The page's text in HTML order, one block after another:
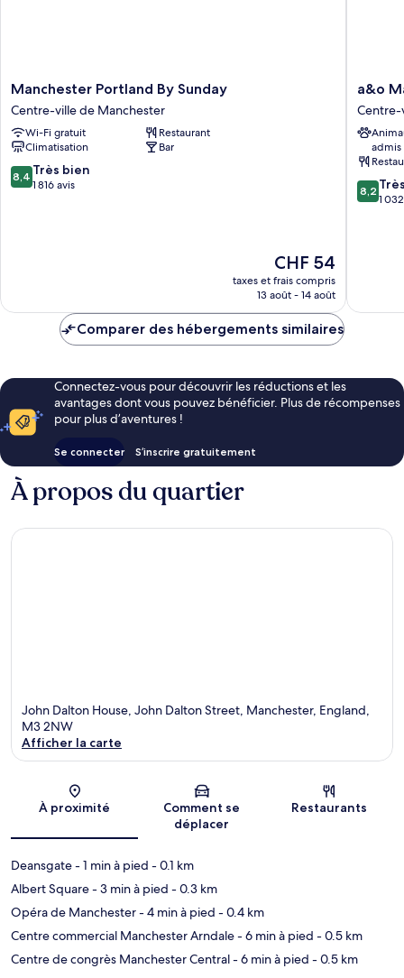
Manchester
Portland
By
Sunday
Centre-
ville
de
Manchester Portland By Sunday
Centre-ville de Manchester
Wi-Fi gratuit
Restaurant
Climatisation
Bar
8.4
sur
8,4 Très bien
1 816 avis
Le
nouveau
prix
de
CHF 54
taxes et frais compris
13 août - 14 août
a&o
City
Centre
Centre-
ville
de
a&o
Centre-
admis
8.2
sur
8,2
1
Comparer des hébergements similaires
Connectez-vous pour découvrir les réductions et les
avantages dont vous pouvez bénéficier. Plus de récompenses
pour plus d’aventures !
Se connecter S’inscrire gratuitement
À propos du quartier
John Dalton House, John Dalton Street, Manchester, England,
M3 2NW
Afficher la carte
À proximité
Comment se
déplacer
Restaurants
Deansgate- 1 min à pied - 0.1 km
Albert Square- 3 min à pied - 0.3 km
Opéra de Manchester- 4 min à pied - 0.4 km
Centre commercial Manchester Arndale- 6 min à pied - 0.5 km
Centre de congrès Manchester Central- 6 min à pied - 0.5 km